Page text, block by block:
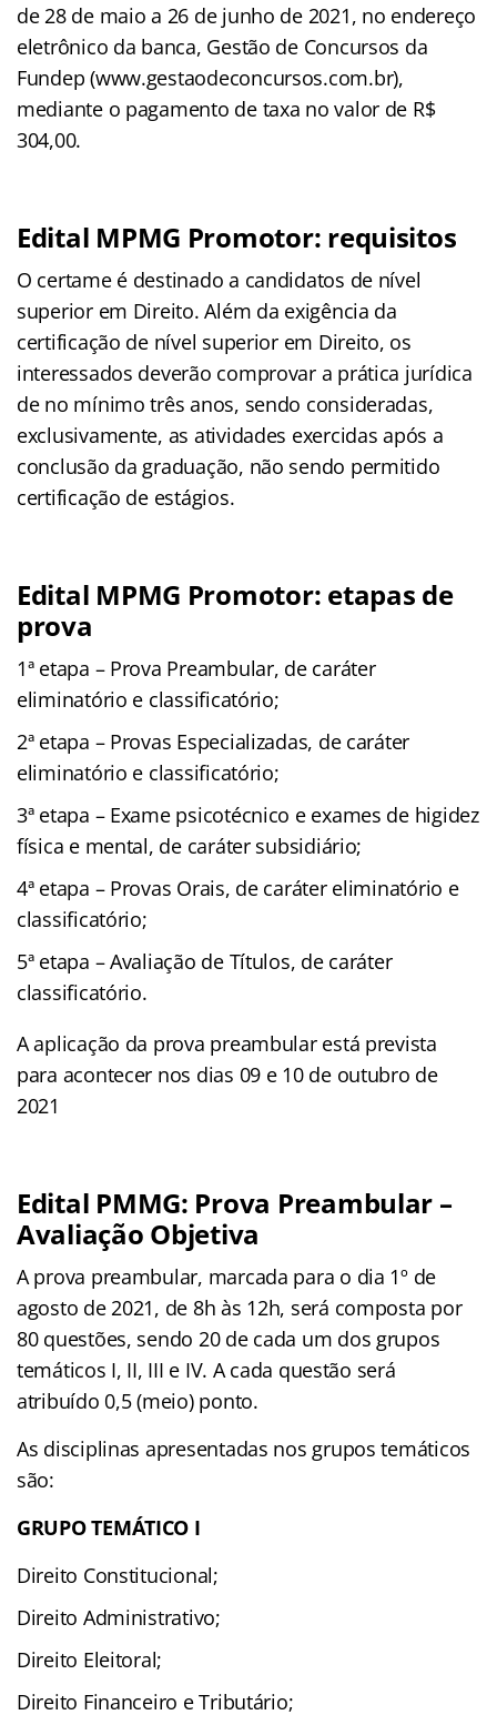
de 28 de maio a 26 de junho de 2021, no endereço
eletrônico da banca, Gestão de Concursos da
Fundep (www.gestaodeconcursos.com.br),
mediante o pagamento de taxa no valor de R$
304,00.
Edital MPMG Promotor: requisitos
O certame é destinado a candidatos de nível
superior em Direito. Além da exigência da
certificação de nível superior em Direito, os
interessados deverão comprovar a prática jurídica
de no mínimo três anos, sendo consideradas,
exclusivamente, as atividades exercidas após a
conclusão da graduação, não sendo permitido
certificação de estágios.
Edital MPMG Promotor: etapas de
prova
1ª etapa – Prova Preambular, de caráter
eliminatório e classificatório;
2ª etapa – Provas Especializadas, de caráter
eliminatório e classificatório;
3ª etapa – Exame psicotécnico e exames de higidez
física e mental, de caráter subsidiário;
4ª etapa – Provas Orais, de caráter eliminatório e
classificatório;
5ª etapa – Avaliação de Títulos, de caráter
classificatório.
A aplicação da prova preambular está prevista
para acontecer nos dias 09 e 10 de outubro de
2021
Edital PMMG: Prova Preambular –
Avaliação Objetiva
A prova preambular, marcada para o dia 1º de
agosto de 2021, de 8h às 12h, será composta por
80 questões, sendo 20 de cada um dos grupos
temáticos I, II, III e IV. A cada questão será
atribuído 0,5 (meio) ponto.
As disciplinas apresentadas nos grupos temáticos
são:
GRUPO TEMÁTICO I
Direito Constitucional;
Direito Administrativo;
Direito Eleitoral;
Direito Financeiro e Tributário;